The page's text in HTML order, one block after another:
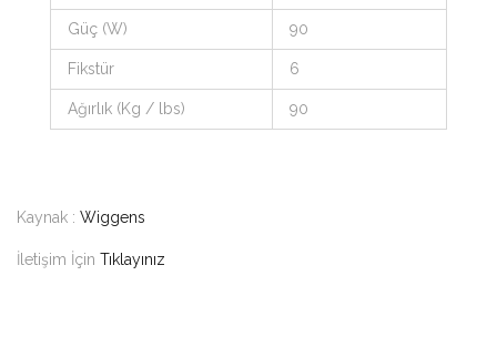
Güç (W) 90
Fikstür 6
Ağırlık (Kg / lbs) 90
Kaynak : Wiggens
İletişim İçin Tıklayınız